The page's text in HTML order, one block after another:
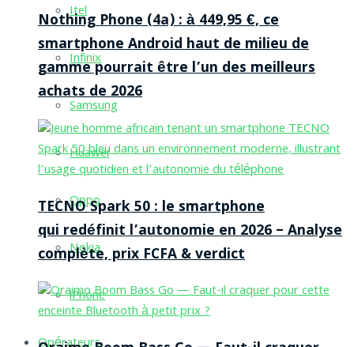
Itel
Infinix
Samsung
Huawei
Oppo
Nokia
iPhone
Nothing Phone (4a) : à 449,95 €, ce
smartphone Android haut de milieu de
gamme pourrait être l’un des meilleurs
achats de 2026
TECNO Spark 50 : le smartphone
qui redéfinit l’autonomie en 2026 – Analyse
complète, prix FCFA & verdict